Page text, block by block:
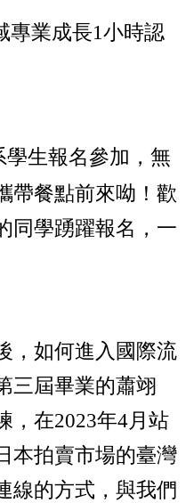
專業成長1小時認
生報名參加，無
帶餐點前來呦！歡
同學踴躍報名，一
，如何進入國際流
三屆畢業的蕭翊
，在2023年4月站
本拍賣市場的臺灣
線的方式，與我們